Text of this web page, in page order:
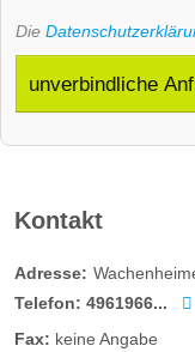
Die
unverbindliche
Kontakt
Adresse:
Telefon: 4961966...
Fax: keine Angabe